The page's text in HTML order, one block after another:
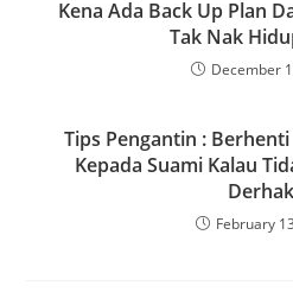
Kena Ada Back Up Plan
Tak Nak
December
Tips Pengantin :
Kepada Suami Kalau
February